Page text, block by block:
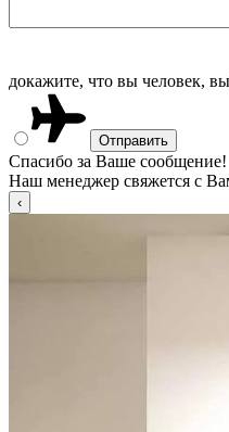
докажите, что вы человек,
Спасибо за Ваше сообщение!
Наш менеджер свяжется с